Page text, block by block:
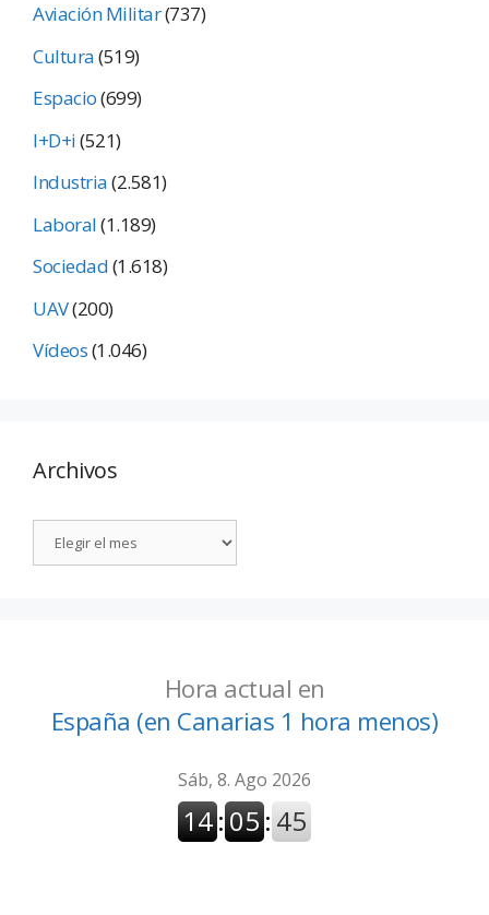
Aviación Militar(737)
Cultura(519)
Espacio(699)
I+D+i(521)
Industria(2.581)
Laboral(1.189)
Sociedad(1.618)
UAV(200)
Vídeos(1.046)
Archivos
Hora actual en
España (en Canarias 1 hora menos)